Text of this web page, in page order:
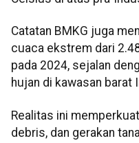
Catatan BMKG juga
cuaca ekstrem dari
pada 2024, sejalan
hujan di kawasan barat
Realitas ini
debris, dan gerakan